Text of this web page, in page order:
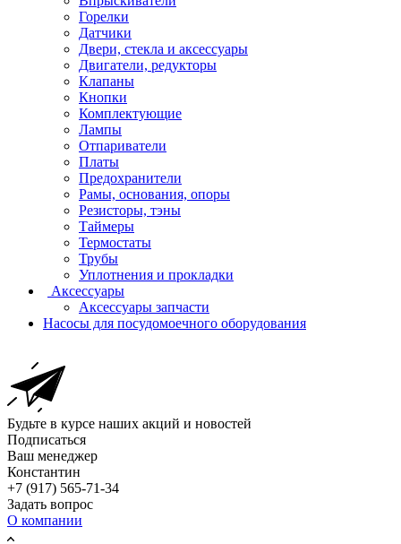
Горелки
Датчики
Двери, стекла и аксессуары
Двигатели, редукторы
Клапаны
Кнопки
Комплектующие
Лампы
Отпариватели
Платы
Предохранители
Рамы, основания, опоры
Резисторы, тэны
Таймеры
Термостаты
Трубы
Уплотнения и прокладки
Аксессуары
Аксессуары запчасти
Насосы для посудомоечного оборудования
Будьте в курсе наших акций и новостей
Подписаться
Ваш менеджер
Константин
+7 (917) 565-71-34
Задать вопрос
О компании